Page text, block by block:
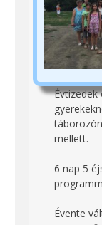
mellett.
6 nap 5
Évente